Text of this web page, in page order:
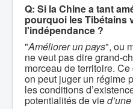
Q: Si la Chine a tant
pourquoi les Tibétains
l'indépendance ?
"Améliorer un pays", ou
ne veut pas dire grand-
morceau de territoire.
on peut juger un régime
les conditions
potentialités de vie